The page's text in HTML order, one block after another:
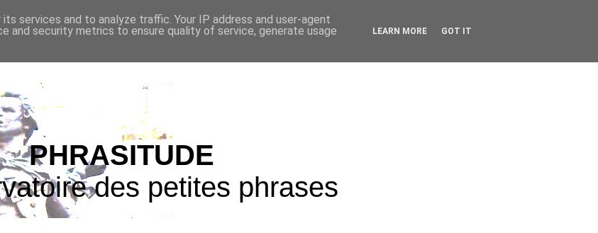
PHRASITUDE
des petites phrases
services and to analyze traffic. Your IP address and user-agent
and security metrics to ensure quality of service, generate usage
LEARN MORE GOT IT